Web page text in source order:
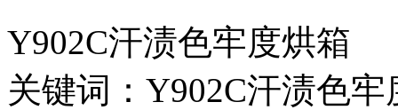
Y902C汗渍色牢度烘箱
关键词：Y902C汗渍色牢